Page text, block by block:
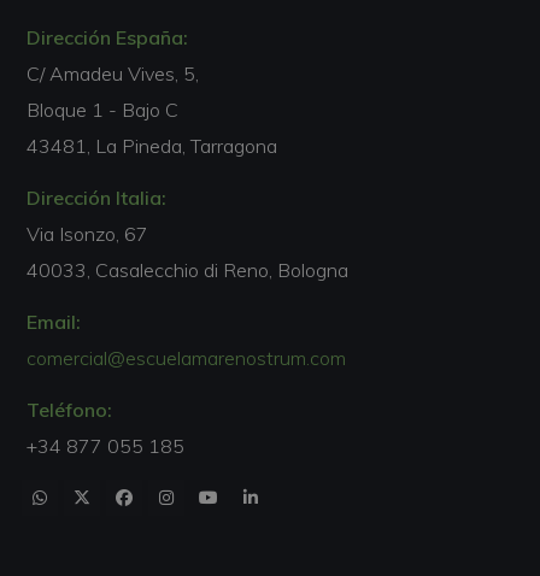
Dirección España:
C/ Amadeu Vives, 5,
Bloque 1 - Bajo C
43481, La Pineda, Tarragona
Dirección Italia:
Via Isonzo, 67
40033, Casalecchio di Reno, Bologna
Email:
comercial@escuelamarenostrum.com
Teléfono:
+34 877 055 185